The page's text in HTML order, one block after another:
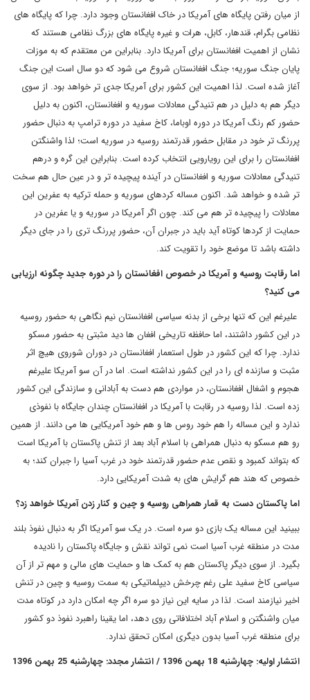
از میان رفتن پایگاه های آمریکا در خاک افغانستان وجود دارد. چرا که پایگاه های
نظامی بگرام، قندهار، کابل، هرات و غیره پایگاه های بزرگ نظامی هستند که
نشان از اهمیت افغانستان برای آمریکا دارد. بنابراین من معتقدم که به موزات
پایان جنگ سوریه؛ جنگ افغانستان شروع می شود که دو سال است این جنگ
آغاز شده است. لذا اهمیت این کشور برای آمریکا جدی تر خواهد بود. از سوی
دیگر هم به دلیل در هم تنیدگی معادلات سوریه و افغانستان، اکنون به دلیل
حضور کم رنگ آمریکا در دوره اوباما، کاخ سفید در دوره ترامپ به دنبال حضور
پررنگ تر خود در مقابل حضور قدرتمند روسیه در سوریه است؛ لذا واشنگتن
افغانستان را برای این رویارویی انتخاب کرده است. بنابراین این گره و درهم
تنیدگی معادلات سوریه و افغانستان در آینده پیچیده تر و در عین حال هم سخت
تر شده و خواهد شد. اکنون مساله کردهای سوریه و حمله ترکیه به عفرین این
معادلات را پیچیده تر هم می کند. چون اگر آمریکا در سوریه و یا عفرین در
حمایت از کردها کوتاه آید باید در جبران آن، حضور پررنگ تری را در جای دیگر
داشته باشد تا موضع خود را تقویت کند.
اما رقابت روسیه و آمریکا در خصوص افغانستان را در دوره جدید چگونه ارزیابی
می کنید؟
علیرغم این که تنها برخی از بدنه سیاسی افغانستان نیم نگاهی به حضور روسیه
در این کشور داشتند، اما حافظه تاریخی افغان ها دید مثبتی به حضور مسکو
ندارد. چرا که این کشور در طول استعمار افغانستان در دوران شوروی هیچ اثر
مثبت و سازنده ای را در این کشور نداشته است. اما در آن سو آمریکا علیرغم
هجوم و اشغال افغانستان، در مواردی هم دست به آبادانی و سازندگی این کشور
زده است. لذا روسیه در رقابت با آمریکا در افغانستان چندان جایگاه با نفوذی
ندارد و این مساله را هم خود روس ها و هم خود آمریکایی ها می دانند. از همین
رو هم مسکو به دنبال همراهی با اسلام آباد بعد از تنش پاکستان با آمریکا است
که بتواند کمبود و نقص عدم حضور قدرتمند خود در غرب آسیا را جبران کند؛ به
خصوص که هند هم گرایش های به شدت آمریکایی دارد.
اما پاکستان دست به قمار همراهی روسیه و چین و کنار زدن آمریکا خواهد زد؟
ببینید این مساله یک بازی دو سره است. در یک سو آمریکا اگر به دنبال نفوذ بلند
مدت در منطقه غرب آسیا است نمی تواند نقش و جایگاه پاکستان را نادیده
بگیرد. از سوی دیگر پاکستان هم به کمک ها و حمایت های مالی و مهم تر از آن
سیاسی کاخ سفید علی رغم چرخش دیپلماتیکی به سمت روسیه و چین در تنش
اخیر نیازمند است. لذا در سایه این نیاز دو سره اگر چه امکان دارد در کوتاه مدت
میان واشنگتن و اسلام آباد اختلافاتی روی دهد، اما یقینا راهبرد نفوذ دو کشور
برای منطقه غرب آسیا بدون دیگری امکان تحقق ندارد.
انتشار اولیه: چهارشنبه 18 بهمن 1396 / انتشار مجدد: چهارشنبه 25 بهمن 1396